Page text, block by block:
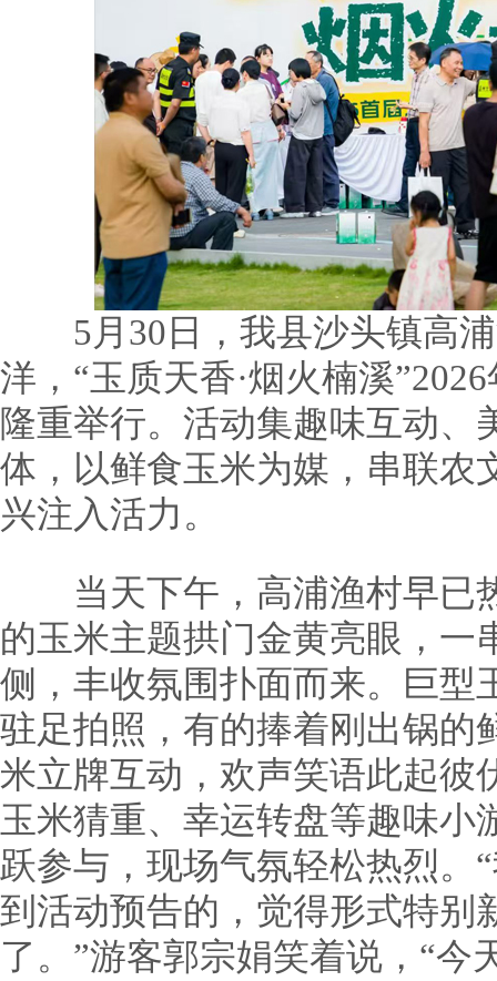
5月30日，我县沙头镇高浦
洋，“玉质天香·烟火楠溪
隆重举行。活动集趣味互动、
体，以鲜食玉米为媒，串联农
兴注入活力。
当天下午，高浦渔村早已
的玉米主题拱门金黄亮眼，一
侧，丰收氛围扑面而来。巨型
驻足拍照，有的捧着刚出锅的
米立牌互动，欢声笑语此起彼
玉米猜重、幸运转盘等趣味小
跃参与，现场气氛轻松热烈。
到活动预告的，觉得形式特别
了。”游客郭宗娟笑着说，“今